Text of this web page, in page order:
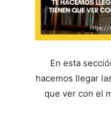
En esta
hacemos llegar
que ver con el